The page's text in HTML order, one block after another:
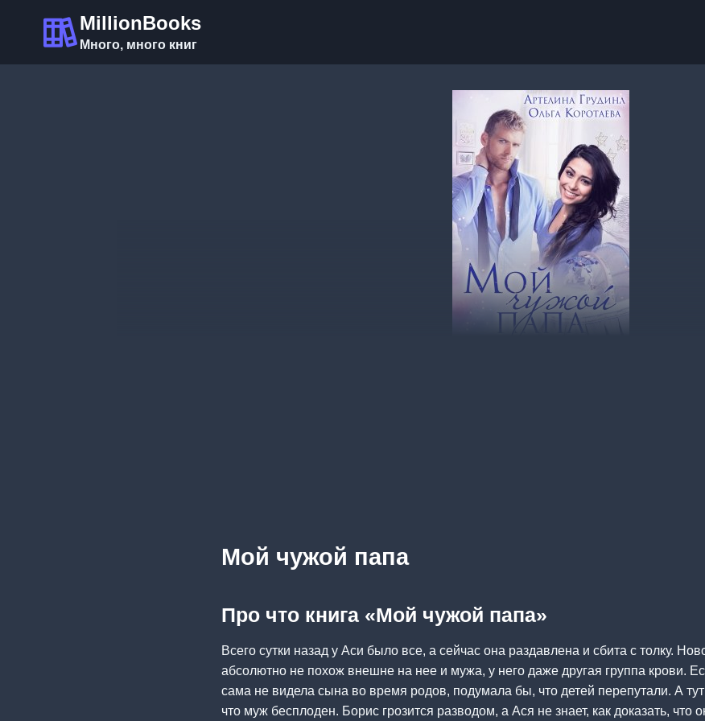
содержимому
MillionBooks
Много, много книг
Мой чужой папа
Про что книга «Мой чужой папа»
Всего сутки назад у Аси было все, а сейчас она раздавлена и сбита с толку.
абсолютно не похож внешне на нее и мужа, у него даже другая группа крови.
сама не видела сына во время родов, подумала бы, что детей перепутали. А
что муж бесплоден. Борис грозится разводом, а Ася не знает, как доказать, что